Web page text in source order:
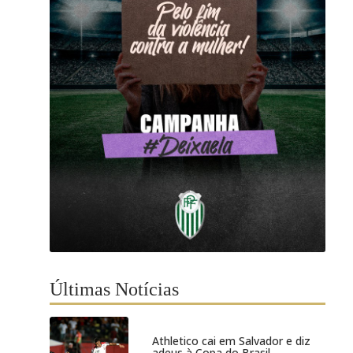
Últimas Notícias
Athletico cai em Salvador e diz